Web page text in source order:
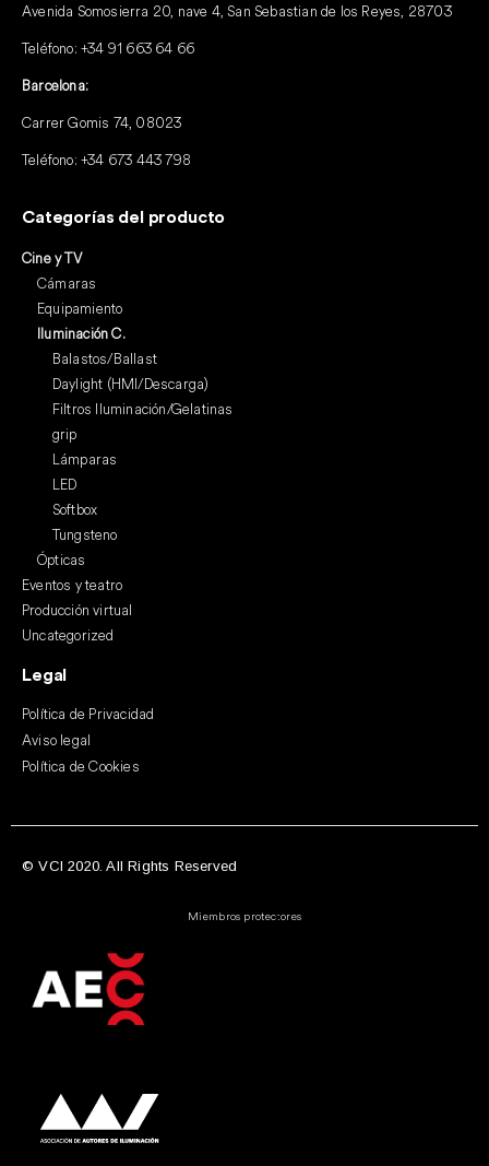
Avenida Somosierra 20, nave 4, San Sebastian de los Reyes, 28703
Teléfono:+34 91 663 64 66
Barcelona:
Carrer Gomis 74, 08023
Teléfono:+34 673 443 798
Categorías del producto
Cine y TV
Cámaras
Equipamiento
Iluminación C.
Balastos/Ballast
Daylight (HMI/Descarga)
Filtros Iluminación/Gelatinas
grip
Lámparas
LED
Softbox
Tungsteno
Ópticas
Eventos y teatro
Producción virtual
Uncategorized
Legal
Política de Privacidad
Aviso legal
Política de Cookies
© VCI 2020. All Rights Reserved
Miembros protectores